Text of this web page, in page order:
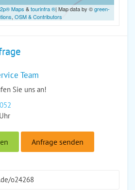
Maps &tourinfra ®| Map data by ©green-
, OSM & Contributors
Team
Sie uns an!
Anfrage senden
o24268